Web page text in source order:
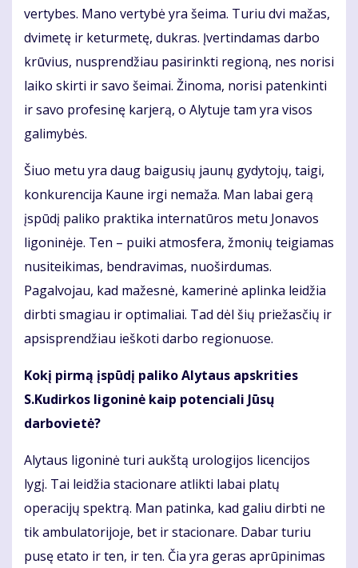
vertybes. Mano vertybė yra šeima. Turiu dvi mažas,
dvimetę ir keturmetę, dukras. Įvertindamas darbo
krūvius, nusprendžiau pasirinkti regioną, nes norisi
laiko skirti ir savo šeimai. Žinoma, norisi patenkinti
ir savo profesinę karjerą, o Alytuje tam yra visos
galimybės.
Šiuo metu yra daug baigusių jaunų gydytojų, taigi,
konkurencija Kaune irgi nemaža. Man labai gerą
įspūdį paliko praktika internatūros metu Jonavos
ligoninėje. Ten – puiki atmosfera, žmonių teigiamas
nusiteikimas, bendravimas, nuoširdumas.
Pagalvojau, kad mažesnė, kamerinė aplinka leidžia
dirbti smagiau ir optimaliai. Tad dėl šių priežasčių ir
apsisprendžiau ieškoti darbo regionuose.
Kokį pirmą įspūdį paliko Alytaus apskrities
S.Kudirkos ligoninė kaip potenciali Jūsų
darbovietė?
Alytaus ligoninė turi aukštą urologijos licencijos
lygį. Tai leidžia stacionare atlikti labai platų
operacijų spektrą. Man patinka, kad galiu dirbti ne
tik ambulatorijoje, bet ir stacionare. Dabar turiu
pusę etato ir ten, ir ten. Čia yra geras aprūpinimas